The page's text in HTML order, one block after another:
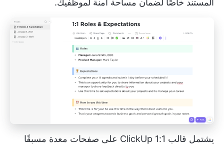
المستند خاصًا لضمان مساحة آمنة لموظفيك.
يشتمل قالب ClickUp 1:1 على صفحات معدة مسبقًا